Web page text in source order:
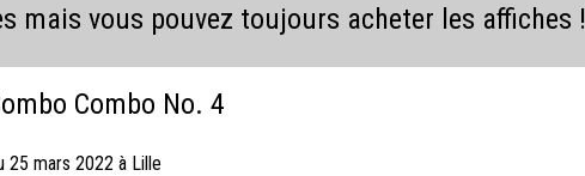
mais vous pouvez toujours acheter les affiches !
Combo No. 4
25 mars 2022 à Lille